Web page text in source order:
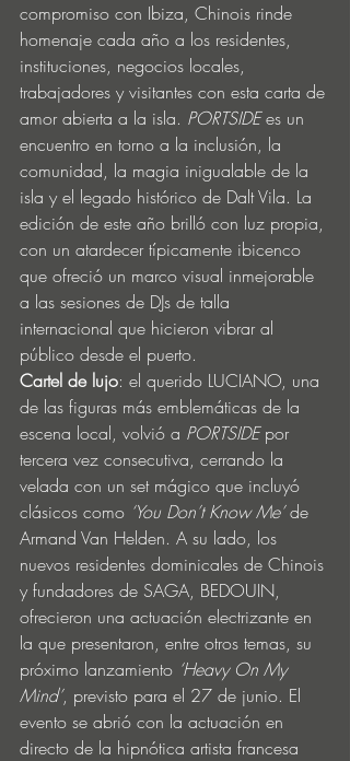
compromiso con Ibiza, Chinois rinde
homenaje cada año a los residentes,
instituciones, negocios locales,
trabajadores y visitantes con esta carta de
amor abierta a la isla. PORTSIDE es un
encuentro en torno a la inclusión, la
comunidad, la magia inigualable de la
isla y el legado histórico de Dalt Vila. La
edición de este año brilló con luz propia,
con un atardecer típicamente ibicenco
que ofreció un marco visual inmejorable
a las sesiones de DJs de talla
internacional que hicieron vibrar al
público desde el puerto.
Cartel de lujo: el querido LUCIANO, una
de las figuras más emblemáticas de la
escena local, volvió a PORTSIDE por
tercera vez consecutiva, cerrando la
velada con un set mágico que incluyó
clásicos como ‘You Don’t Know Me’ de
Armand Van Helden. A su lado, los
nuevos residentes dominicales de Chinois
y fundadores de SAGA, BEDOUIN,
ofrecieron una actuación electrizante en
la que presentaron, entre otros temas, su
próximo lanzamiento ‘Heavy On My
Mind’, previsto para el 27 de junio. El
evento se abrió con la actuación en
directo de la hipnótica artista francesa